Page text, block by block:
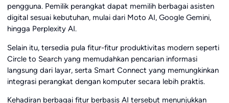
pengguna. Pemilik perangkat dapat memilih berbagai asisten
digital sesuai kebutuhan, mulai dari Moto AI, Google Gemini,
hingga Perplexity AI.
Selain itu, tersedia pula fitur-fitur produktivitas modern seperti
Circle to Search yang memudahkan pencarian informasi
langsung dari layar, serta Smart Connect yang memungkinkan
integrasi perangkat dengan komputer secara lebih praktis.
Kehadiran berbagai fitur berbasis AI tersebut menunjukkan